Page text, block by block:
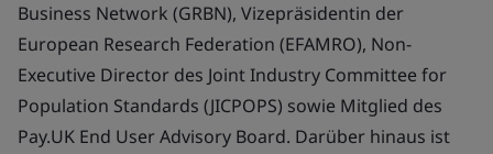
Business Network (GRBN), Vizepräsidentin der
European Research Federation (EFAMRO), Non-
Executive Director des Joint Industry Committee for
Population Standards (JICPOPS) sowie Mitglied des
Pay.UK End User Advisory Board. Darüber hinaus ist